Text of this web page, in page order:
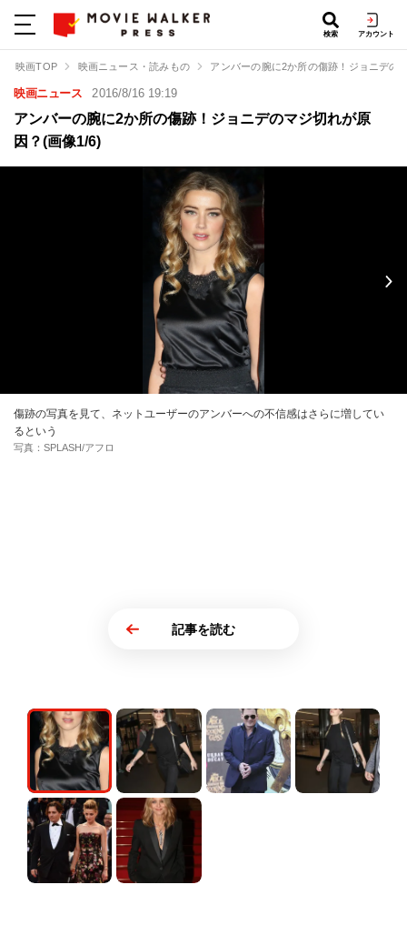
検索 アカウント
映画TOP 映画ニュース・読みもの アンバーの腕に2か所の傷跡！ジョニデの
映画ニュース 2016/8/16 19:19
アンバーの腕に2か所の傷跡！ジョニデのマジ切れが原
因？(画像1/6)
傷跡の写真を見て、ネットユーザーのアンバーへの不信感はさらに増してい
るという
写真：SPLASH/アフロ
記事を読む